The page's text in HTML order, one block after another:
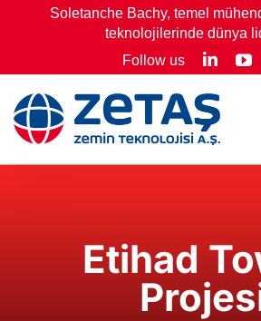
Soletanche Bachy, temel
teknolojilerinde dünya
Follow us
LinkedIn
Etihad